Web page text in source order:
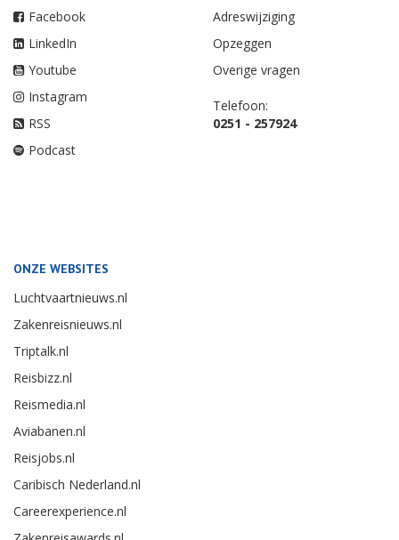
Facebook
LinkedIn
Youtube
Instagram
RSS
Podcast
Adreswijziging
Opzeggen
Overige vragen
Telefoon:
0251 - 257924
ONZE WEBSITES
Luchtvaartnieuws.nl
Zakenreisnieuws.nl
Triptalk.nl
Reisbizz.nl
Reismedia.nl
Aviabanen.nl
Reisjobs.nl
Caribisch Nederland.nl
Careerexperience.nl